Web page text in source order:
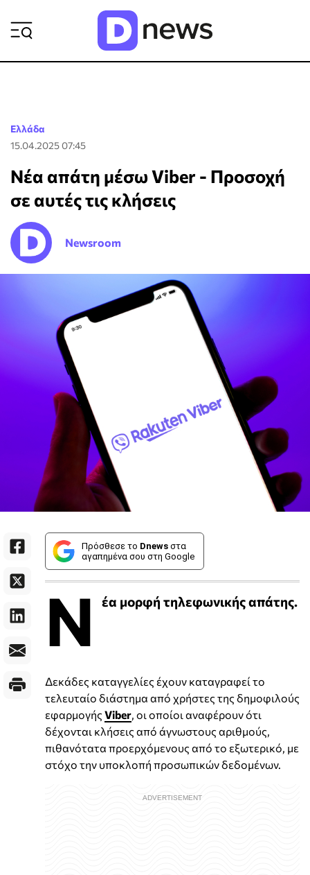
Ελλάδα
15.04.2025 07:45
Νέα απάτη μέσω Viber - Προσοχή
σε αυτές τις κλήσεις
Newsroom
Πρόσθεσε το Dnews στα
αγαπημένα σου στη Google
Ν έα μορφή τηλεφωνικής απάτης.
Δεκάδες καταγγελίες έχουν καταγραφεί το
τελευταίο διάστημα από χρήστες της δημοφιλούς
εφαρμογής Viber, οι οποίοι αναφέρουν ότι
δέχονται κλήσεις από άγνωστους αριθμούς,
πιθανότατα προερχόμενους από το εξωτερικό, με
στόχο την υποκλοπή προσωπικών δεδομένων.